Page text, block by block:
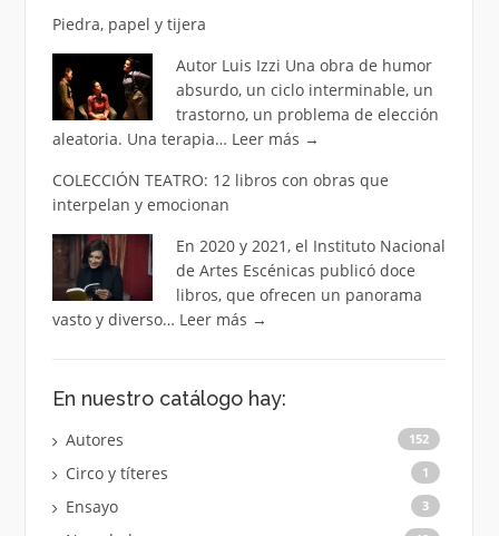
Piedra, papel y tijera
Autor Luis Izzi Una obra de humor
absurdo, un ciclo interminable, un
trastorno, un problema de elección
aleatoria. Una terapia… Leer más →
COLECCIÓN TEATRO: 12 libros con obras que
interpelan y emocionan
En 2020 y 2021, el Instituto Nacional
de Artes Escénicas publicó doce
libros, que ofrecen un panorama
vasto y diverso… Leer más →
En nuestro catálogo hay:
Autores 152
Circo y títeres 1
Ensayo 3